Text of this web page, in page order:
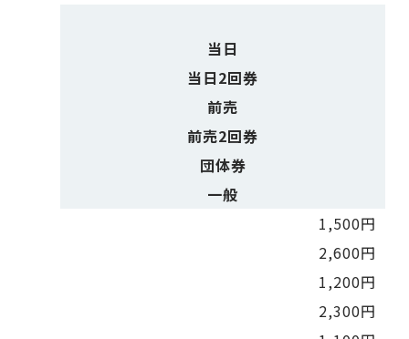
当日
当日2回券
前売
前売2回券
団体券
一般
1,500円
2,600円
1,200円
2,300円